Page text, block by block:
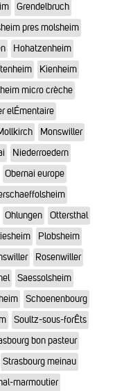
Grendelbruch
pres molsheim
Hohatzenheim
Kienheim
micro crèche
elÉmentaire
Monswiller
Niederroedern
Obernai europe
Ohlungen
Ottersthal
Plobsheim
Rosenwiller
Saessolsheim
Schoenenbourg
Soultz-sous-forÊts
bon pasteur
Strasbourg meinau
marmoutier